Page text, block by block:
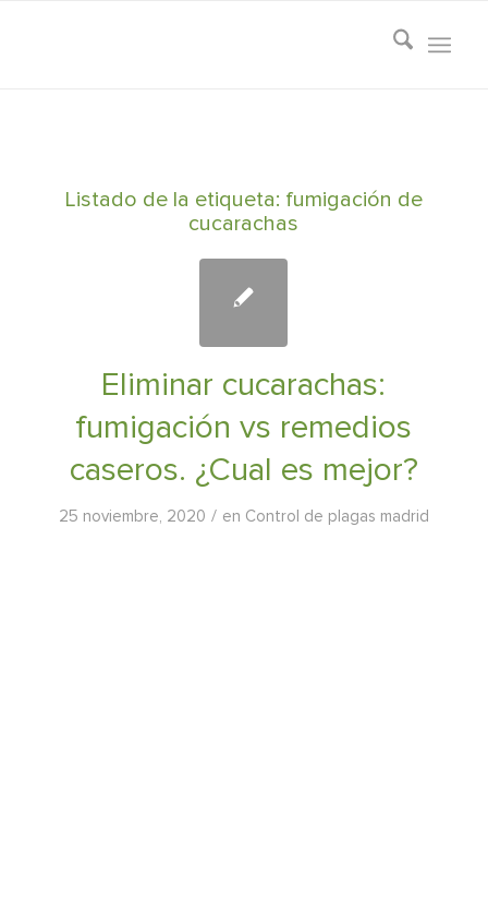
Listado de la etiqueta: fumigación de
cucarachas
Eliminar cucarachas:
fumigación vs remedios
caseros. ¿Cual es mejor?
25 noviembre, 2020 / en Control de plagas madrid